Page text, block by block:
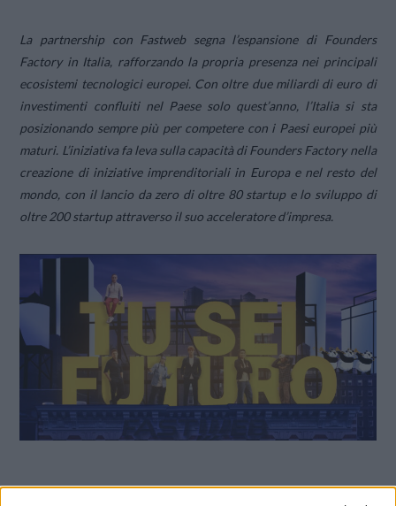
La partnership con Fastweb segna l’espansione di Founders
Factory in Italia, rafforzando la propria presenza nei principali
ecosistemi tecnologici europei. Con oltre due miliardi di euro di
investimenti confluiti nel Paese solo quest’anno, l’Italia si sta
posizionando sempre più per competere con i Paesi europei più
maturi. L’iniziativa fa leva sulla capacità di Founders Factory nella
creazione di iniziative imprenditoriali in Europa e nel resto del
mondo, con il lancio da zero di oltre 80 startup e lo sviluppo di
oltre 200 startup attraverso il suo acceleratore d’impresa.